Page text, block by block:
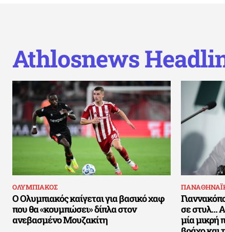
Athlosnews
ΟΛΥΜΠΙΑΚΟΣ
Ο Ολυμπιακός καίγεται για βασικό χαφ
που θα «κουμπώσει» δίπλα στον
ανεβασμένο Μουζακίτη
σε στυλ…
μία μικρή